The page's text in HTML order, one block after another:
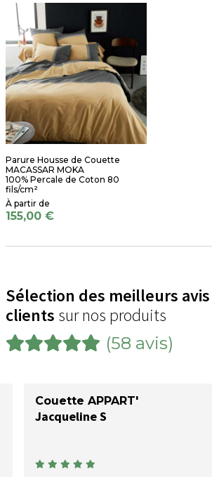
Parure Housse de Couette
MACASSAR MOKA
100% Percale de Coton 80
fils/cm²
155,00 €
Sélection des meilleurs
clients sur nos produits
(58 avis)
Couette APPART'
Jacqueline S